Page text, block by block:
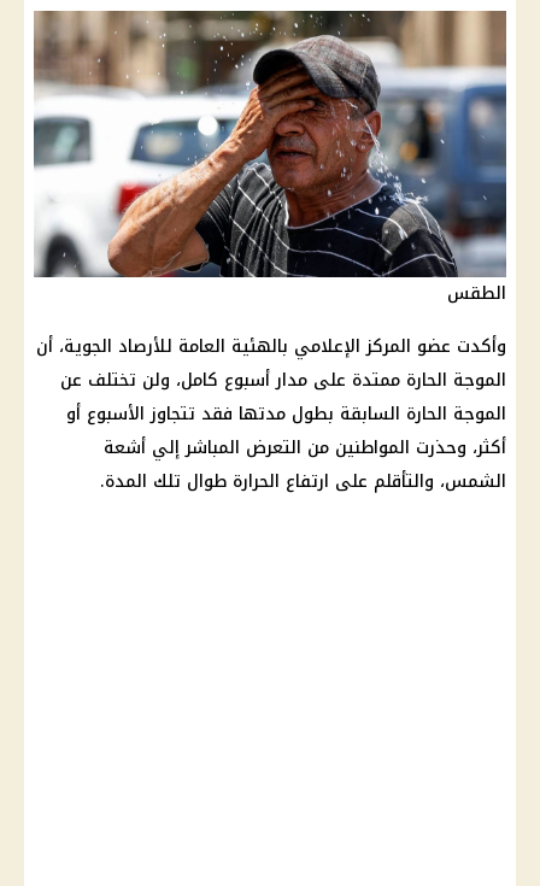
الطقس
وأكدت عضو المركز الإعلامي بالهئية العامة للأرصاد الجوية، أن
الموجة الحارة ممتدة على مدار أسبوع كامل، ولن تختلف عن
الموجة الحارة السابقة بطول مدتها فقد تتجاوز الأسبوع أو
أكثر، وحذرت المواطنين من التعرض المباشر إلي أشعة
الشمس، والتأقلم على ارتفاع الحرارة طوال تلك المدة.